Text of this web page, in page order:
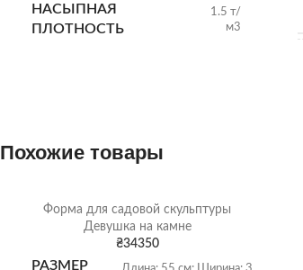
НАСЫПНАЯ
ПЛОТНОСТЬ
1.5 т/
м3
Похожие товары
Форма для садовой скульптуры
Девушка на камне
₴34350
РАЗМЕР